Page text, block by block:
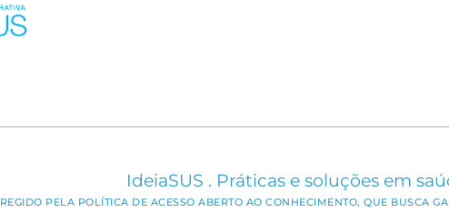
IdeiaSUS . Práticas e soluções em
PELA POLÍTICA DE ACESSO ABERTO AO CONHECIMENTO, QUE BUSCA